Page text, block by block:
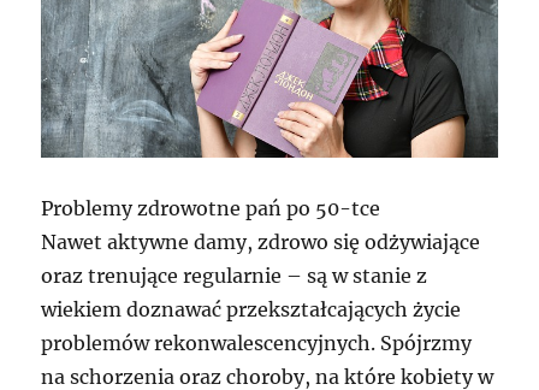
Problemy zdrowotne pań po 50-tce
Nawet aktywne damy, zdrowo się odżywiające
oraz trenujące regularnie – są w stanie z
wiekiem doznawać przekształcających życie
problemów rekonwalescencyjnych. Spójrzmy
na schorzenia oraz choroby, na które kobiety w